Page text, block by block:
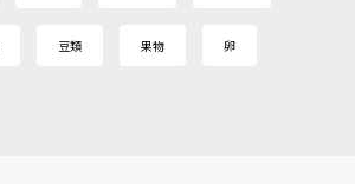
豆類 果物 卵